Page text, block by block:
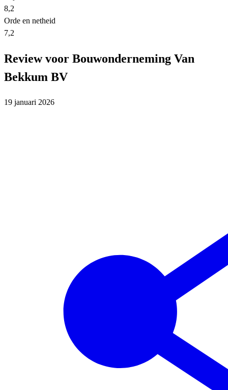
8,2
Orde en netheid
7,2
Review voor Bouwonderneming Van
Bekkum BV
19 januari 2026